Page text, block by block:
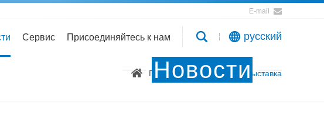
E-mail
русский
Сервис Присоединяйтесь к нам
Новости
Главная Новости Выставка